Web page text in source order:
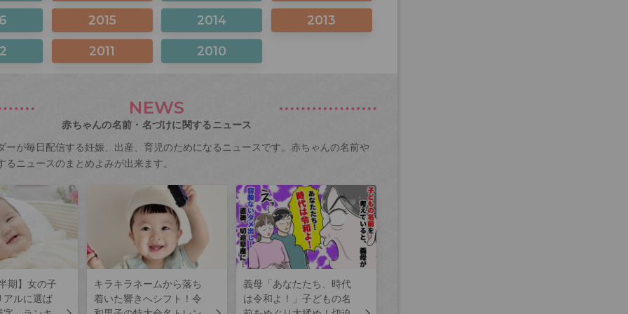
2015 2014 2013
2011 2010
NEWS
赤ちゃんの名前・名づけに関するニュース
ーが毎日配信する妊娠、出産、育児のためになるニュースです。赤ちゃんの名前や
るニュースのまとめよみが出来ます。
期】女の子
アルに選ば
キラキラネームから落ち
着いた響きへシフト！令
義母「あなたたち、時代
は令和よ！」子どもの名